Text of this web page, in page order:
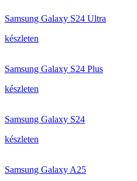
Samsung Galaxy S24 Ultra
készleten
Samsung Galaxy S24 Plus
készleten
Samsung Galaxy S24
készleten
Samsung Galaxy A25